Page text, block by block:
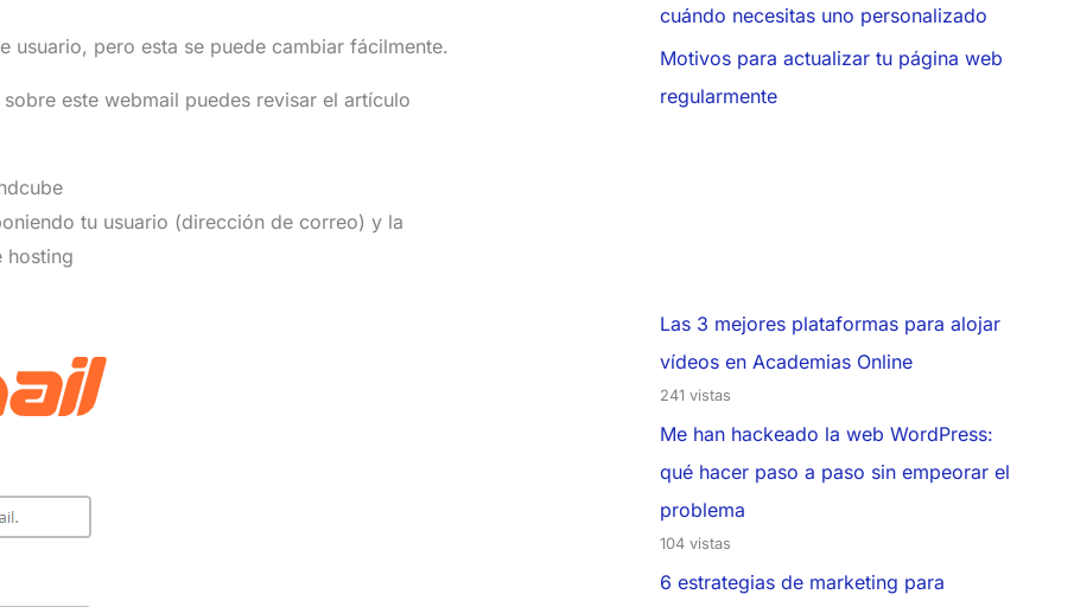
usuario, pero esta se puede cambiar fácilmente.
este webmail puedes revisar el artículo
tu usuario (dirección de correo) y la
hosting
cuándo necesitas uno personalizado
Motivos para actualizar tu página web
regularmente
Las 3 mejores plataformas para alojar
vídeos en Academias Online
241 vistas
Me han hackeado la web WordPress:
qué hacer paso a paso sin empeorar el
problema
104 vistas
6 estrategias de marketing para